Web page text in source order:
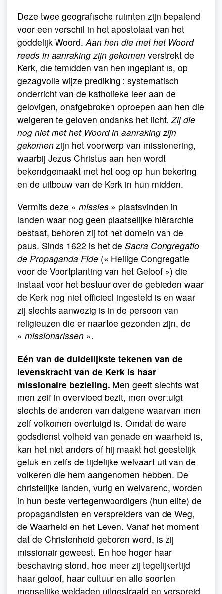
Deze twee geografische ruimten zijn bepalend
voor een verschil in het apostolaat van het
goddelijk Woord. Aan hen die met het Woord
reeds in aanraking zijn gekomen verstrekt de
Kerk, die temidden van hen ingeplant is, op
gezagvolle wijze prediking : systematisch
onderricht van de katholieke leer aan de
gelovigen, onafgebroken oproepen aan hen die
weigeren te geloven ondanks het licht. Zij die
nog niet met het Woord in aanraking zijn
gekomen zijn het voorwerp van missionering,
waarbij Jezus Christus aan hen wordt
bekendgemaakt met het oog op hun bekering
en de uitbouw van de Kerk in hun midden.
Vermits deze « missies » plaatsvinden in
landen waar nog geen plaatselijke hiërarchie
bestaat, behoren zij tot het domein van de
paus. Sinds 1622 is het de Sacra Congregatio
de Propaganda Fide (« Heilige Congregatie
voor de Voortplanting van het Geloof ») die
instaat voor het bestuur over de gebieden waar
de Kerk nog niet officieel ingesteld is en waar
zij slechts aanwezig is in de persoon van
religieuzen die er naartoe gezonden zijn, de
« missionarissen ».
Eén van de duidelijkste tekenen van de
levenskracht van de Kerk is haar
missionaire bezieling. Men geeft slechts wat
men zelf in overvloed bezit, men overtuigt
slechts de anderen van datgene waarvan men
zelf volkomen overtuigd is. Omdat de ware
godsdienst volheid van genade en waarheid is,
kan het niet anders of hij maakt het geestelijk
geluk en zelfs de tijdelijke welvaart uit van de
volkeren die hem aangenomen hebben. De
christelijke landen, vurig en welvarend, worden
in hun beste vertegenwoordigers (hun elite) de
propagandisten en verspreiders van de Weg,
de Waarheid en het Leven. Vanaf het moment
dat de Christenheid geboren werd, is zij
missionair geweest. En hoe hoger haar
beschaving stond, hoe meer zij tegelijkertijd
haar geloof, haar cultuur en alle soorten
menselijke weldaden uitgestraald en verspreid